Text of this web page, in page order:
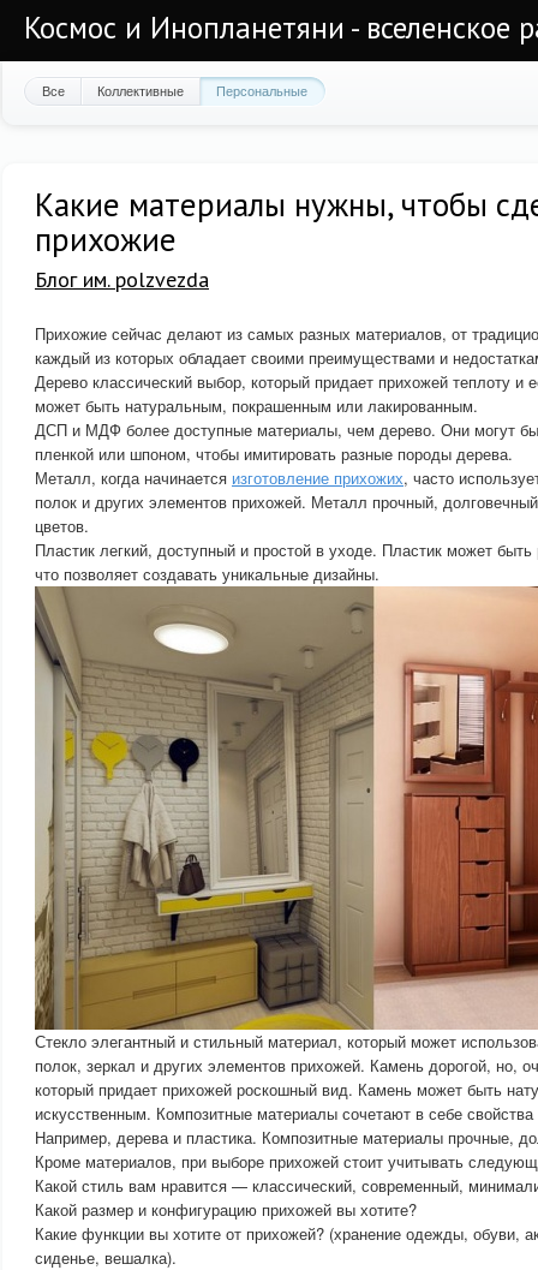
Космос и Инопланетяни - вселенское
Все Коллективные Персональные
Какие материалы нужны, чтобы
прихожие
Блог им. polzvezda
Прихожие сейчас делают из самых разных материалов, от
каждый из которых обладает своими преимуществами и
Дерево классический выбор, который придает прихожей теплоту и
может быть натуральным, покрашенным или лакированным.
ДСП и МДФ более доступные материалы, чем дерево. Они могут
пленкой или шпоном, чтобы имитировать разные породы дерева.
Металл, когда начинается изготовление прихожих, часто
полок и других элементов прихожей. Металл прочный,
цветов.
Пластик легкий, доступный и простой в уходе. Пластик может быть
что позволяет создавать уникальные дизайны.
Стекло элегантный и стильный материал, который может
полок, зеркал и других элементов прихожей. Камень дорогой, но,
который придает прихожей роскошный вид. Камень может быть
искусственным. Композитные материалы сочетают в себе
Например, дерева и пластика. Композитные материалы прочные,
Кроме материалов, при выборе прихожей стоит учитывать
Какой стиль вам нравится — классический, современный,
Какой размер и конфигурацию прихожей вы хотите?
Какие функции вы хотите от прихожей? (хранение одежды, обуви,
сиденье, вешалка).